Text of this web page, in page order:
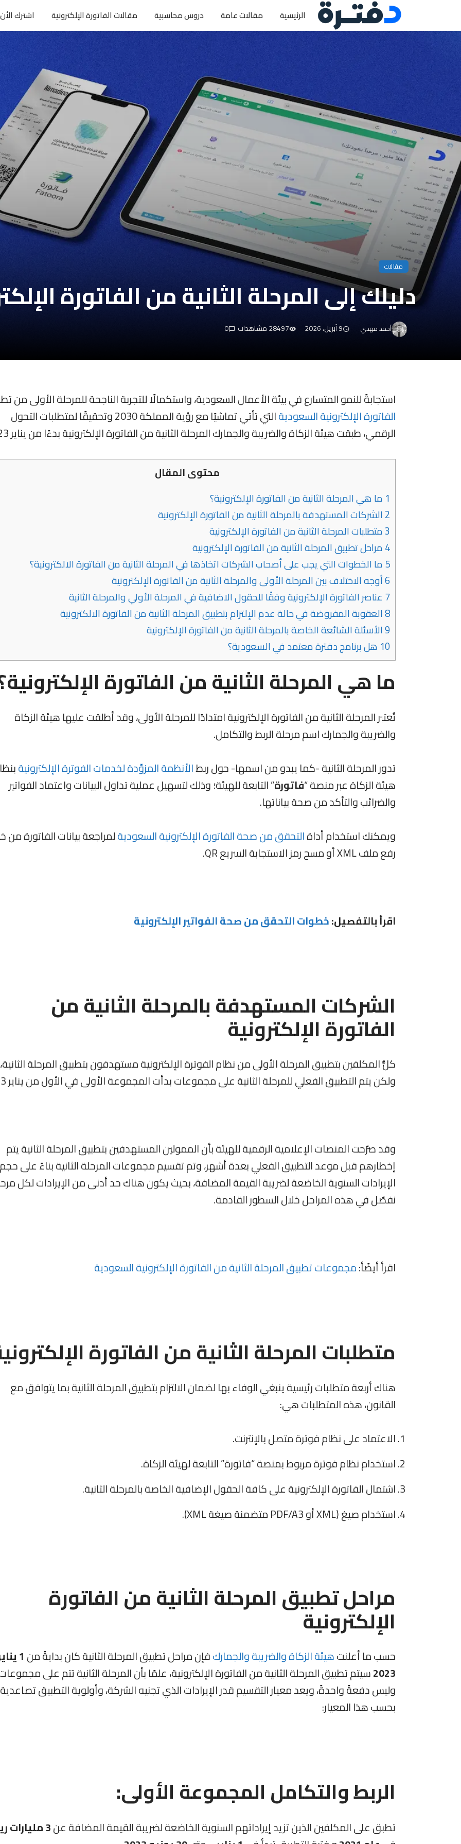
الرئيسية مقالات عامة دروس محاسبية مقالات الفاتورة الإلكترونية اشترك
مقالات
دليلك إلى المرحلة الثانية من الفاتورة
أحمد مهدي 9 أبريل، 2026 28497 مشاهدات 0
استجابةً للنمو المتسارع في بيئة الأعمال السعودية، واستكمالًا للتجربة الناجحة للمرحلة الأولى من
الفاتورة الإلكترونية السعودية
التي تأتي تماشيًا مع رؤية المملكة 2030 وتحقيقًا لمتطلبات التحول
الرقمي، طبقت هيئة الزكاة والضريبة والجمارك المرحلة الثانية من الفاتورة الإلكترونية بدءًا من يناير 2023.
محتوى المقال
1 ما هي المرحلة الثانية من الفاتورة الإلكترونية؟
2الشركات المستهدفة بالمرحلة الثانية من الفاتورة الإلكترونية
3متطلبات المرحلة الثانية من الفاتورة الإلكترونية
4مراحل تطبيق المرحلة الثانية من الفاتورة الإلكترونية
5ما الخطوات التي يجب على أصحاب الشركات اتخاذها في المرحلة الثانية من الفاتورة الالكترونية؟
6أوجه الاختلاف بين المرحلة الأولى والمرحلة الثانية من الفاتورة الإلكترونية
7 عناصر الفاتورة الإلكترونية وفقًا للحقول الاضافية في المرحلة الأولي والمرحلة الثانية
8العقوبة المفروضة في حالة عدم الإلتزام بتطبيق المرحلة الثانية من الفاتورة الالكترونية
9الأسئلة الشائعة الخاصة بالمرحلة الثانية من الفاتورة الإلكترونية
10 هل برنامج دفترة معتمد في السعودية؟
ما هي المرحلة الثانية من الفاتورة
تُعتبر المرحلة الثانية من الفاتورة الإلكترونية امتدادًا للمرحلة الأولى، وقد أطلقت عليها هيئة الزكاة
والضريبة والجمارك اسم مرحلة الربط والتكامل.
تدور المرحلة الثانية -كما يبدو من اسمها- حول ربطالأنظمة المزوِّدة لخدمات الفوترة الإلكترونية
هيئة الزكاة عبر منصة “فاتورة” التابعة للهيئة؛ وذلك لتسهيل عملية تداول البيانات واعتماد الفواتير
والضرائب والتأكد من صحة بياناتها.
ويمكنك استخدام أداةالتحقق من صحة الفاتورة الإلكترونية السعوديةلمراجعة بيانات الفاتورة من
رفع ملف XML أو مسح رمز الاستجابة السريع QR.
اقرأ بالتفصيل:خطوات التحقق من صحة الفواتير الإلكترونية
الشركات المستهدفة بالمرحلة الثانية من
الفاتورة الإلكترونية
كلُّ المكلفين بتطبيق المرحلة الأولى من نظام الفوترة الإلكترونية مستهدفون بتطبيق المرحلة الثانية،
ولكن يتم التطبيق الفعلي للمرحلة الثانية على مجموعات بدأت المجموعة الأولى في الأول من يناير 2023.
وقد صرّحت المنصات الإعلامية الرقمية للهيئة بأن الممولين المستهدفين بتطبيق المرحلة الثانية يتم
إخطارهم قبل موعد التطبيق الفعلي بعدة أشهر، وتم تقسيم مجموعات المرحلة الثانية بناءً على حجم
الإيرادات السنوية الخاضعة لضريبة القيمة المضافة، بحيث يكون هناك حد أدنى من الإيرادات لكل
نفصّل في هذه المراحل خلال السطور القادمة.
اقرأ أيضًأ:مجموعات تطبيق المرحلة الثانية من الفاتورة الإلكترونية السعودية
متطلبات المرحلة الثانية من الفاتورة
هناك أربعة متطلبات رئيسية ينبغي الوفاء بها لضمان الالتزام بتطبيق المرحلة الثانية بما يتوافق مع
القانون، هذه المتطلبات هي:
الاعتماد على نظام فوترة متصل بالإنترنت.
استخدام نظام فوترة مربوط بمنصة “فاتورة” التابعة لهيئة الزكاة.
اشتمال الفاتورة الإلكترونية على كافة الحقول الإضافية الخاصة بالمرحلة الثانية.
استخدام صيغ (XML أو PDF/A3 متضمنة صيغة XML).
مراحل تطبيق المرحلة الثانية من الفاتورة
الإلكترونية
حسب ما أعلنتهيئة الزكاة والضريبة والجماركفإنمراحلتطبيق المرحلة الثانيةكانبدايةً من 1
2023سيتم تطبيق المرحلة الثانية من الفاتورة الإلكترونية، علمًابأن المرحلة الثانية تتم على
وليس دفعةً واحدةً، ويعد معيار التقسيم قدر الإيرادات الذي تجنيه الشركة، وأولوية التطبيق تصاعدية
بحسب هذا المعيار:
الربط والتكامل المجموعة الأولى:
تطبقعلىالمكلفين الذين تزيد إيراداتهم السنوية الخاضعة لضريبة القيمة المضافة عن3 مليارات ريال